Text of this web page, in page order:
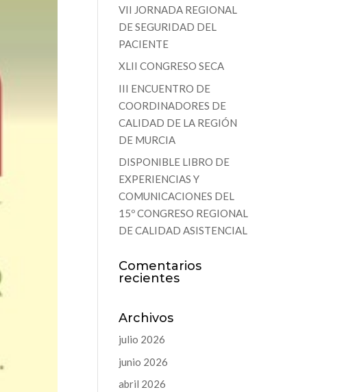
VII JORNADA REGIONAL
DE SEGURIDAD DEL
PACIENTE
XLII CONGRESO SECA
III ENCUENTRO DE
COORDINADORES DE
CALIDAD DE LA REGIÓN
DE MURCIA
DISPONIBLE LIBRO DE
EXPERIENCIAS Y
COMUNICACIONES DEL
15º CONGRESO REGIONAL
DE CALIDAD ASISTENCIAL
Comentarios
recientes
Archivos
julio 2026
junio 2026
abril 2026